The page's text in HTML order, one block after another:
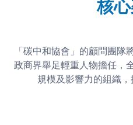
核
「碳中和協會」的顧問團隊
政商界舉足輕重人物擔任，
規模及影響力的組織，